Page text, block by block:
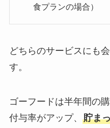
食プランの場合）
どちらのサービスにも
す。
ゴーフードは半年間の
付与率がアップ、 貯ま